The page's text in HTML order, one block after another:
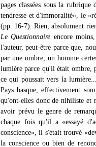
pages classées sous la rubrique
tendresse et d'immoralité», le
(pp. 16-7). Rien, absolument
Le Questionnaire encore
l'auteur, peut-être parce que,
par une ombre, un homme
lumière parce qu'il était ombre,
ce qui poussait vers la
Pays basque, effectivement
qu'ont-elles donc de nihiliste et
avoir prévu le genre de
chaque fois qu'il a «essayé
conscience», il s'était trouvé
la conscience ou bien de